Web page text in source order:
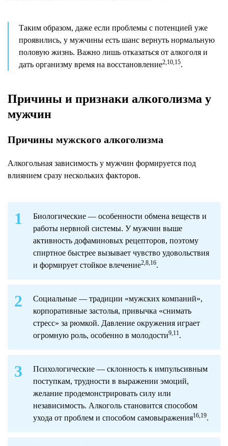
Таким образом, даже если проблемы с потенцией уже
проявились, у мужчины есть шанс вернуть нормальную
половую жизнь. Важно лишь отказаться от алкоголя и
дать организму время на восстановление2,10,15.
Причины и признаки алкоголизма у
мужчин
Причины мужского алкоголизма
Алкогольная зависимость у мужчин формируется под
влиянием сразу нескольких факторов.
Биологические — особенности обмена веществ и
работы нервной системы. У мужчин выше
активность дофаминовых рецепторов, поэтому
спиртное быстрее вызывает чувство удовольствия
и формирует стойкое влечение2,8,16.
Социальные — традиции «мужских компаний»,
корпоративные застолья, привычка «снимать
стресс» за рюмкой. Давление окружения играет
огромную роль, особенно в молодости9,11.
Психологические — склонность к импульсивным
поступкам, трудности в выражении эмоций,
желание продемонстрировать силу или
независимость. Алкоголь становится способом
ухода от проблем и способом самовыражения16,19.